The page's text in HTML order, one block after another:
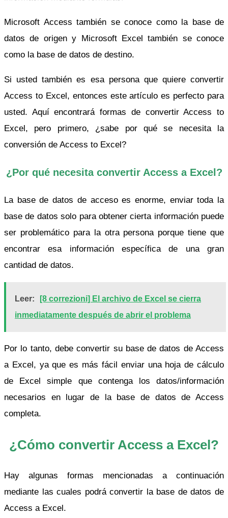
Microsoft Access también se conoce como la base de
datos de origen y Microsoft Excel también se conoce
como la base de datos de destino.
Si usted también es esa persona que quiere convertir
Access to Excel, entonces este artículo es perfecto para
usted. Aquí encontrará formas de convertir Access to
Excel, pero primero, ¿sabe por qué se necesita la
conversión de Access to Excel?
¿Por qué necesita convertir Access a Excel?
La base de datos de acceso es enorme, enviar toda la
base de datos solo para obtener cierta información puede
ser problemático para la otra persona porque tiene que
encontrar esa información específica de una gran
cantidad de datos.
Leer:
[8 correzioni] El archivo de Excel se cierra
inmediatamente después de abrir el problema
Por lo tanto, debe convertir su base de datos de Access
a Excel, ya que es más fácil enviar una hoja de cálculo
de Excel simple que contenga los datos/información
necesarios en lugar de la base de datos de Access
completa.
¿Cómo convertir Access a Excel?
Hay algunas formas mencionadas a continuación
mediante las cuales podrá convertir la base de datos de
Access a Excel.